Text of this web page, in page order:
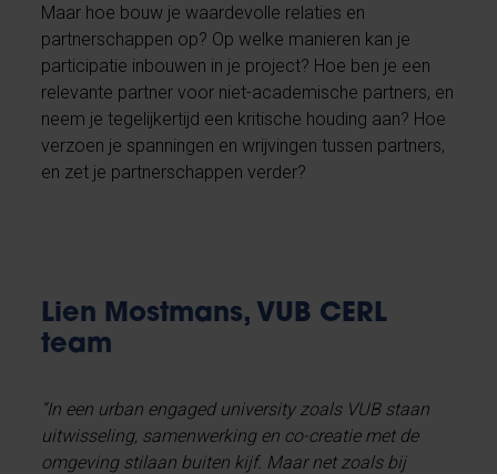
Maar hoe bouw je waardevolle relaties en
partnerschappen op? Op welke manieren kan je
participatie inbouwen in je project? Hoe ben je een
relevante partner voor niet-academische partners, en
neem je tegelijkertijd een kritische houding aan? Hoe
verzoen je spanningen en wrijvingen tussen partners,
en zet je partnerschappen verder?
Lien Mostmans, VUB CERL
team
“In een urban engaged university zoals VUB staan
uitwisseling, samenwerking en co-creatie met de
omgeving stilaan buiten kijf. Maar net zoals bij